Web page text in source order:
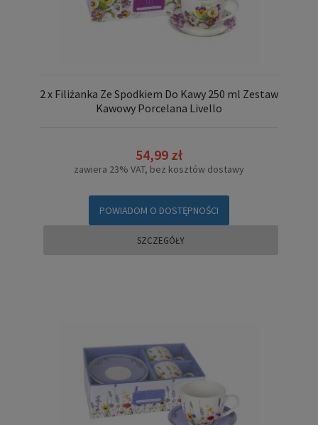
2 x Filiżanka Ze Spodkiem Do Kawy 250 ml Zestaw
Kawowy Porcelana Livello
54,99 zł
zawiera 23% VAT, bez kosztów dostawy
POWIADOM O DOSTĘPNOŚCI
SZCZEGÓŁY